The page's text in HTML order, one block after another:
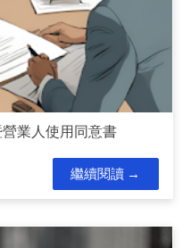
業人使用同意書
繼續閱讀